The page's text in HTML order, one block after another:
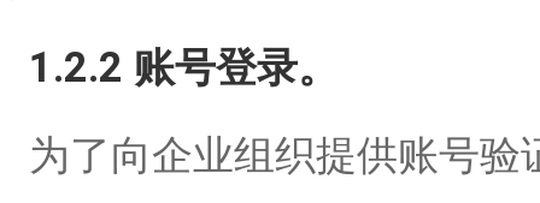
1.2.2 账号登录。
为了向企业组织提供账号